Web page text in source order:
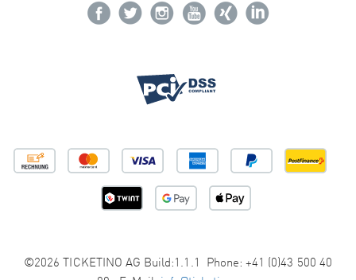
©2026 TICKETINO AG Build:1.1.1 Phone: +41 (0)43 500 40